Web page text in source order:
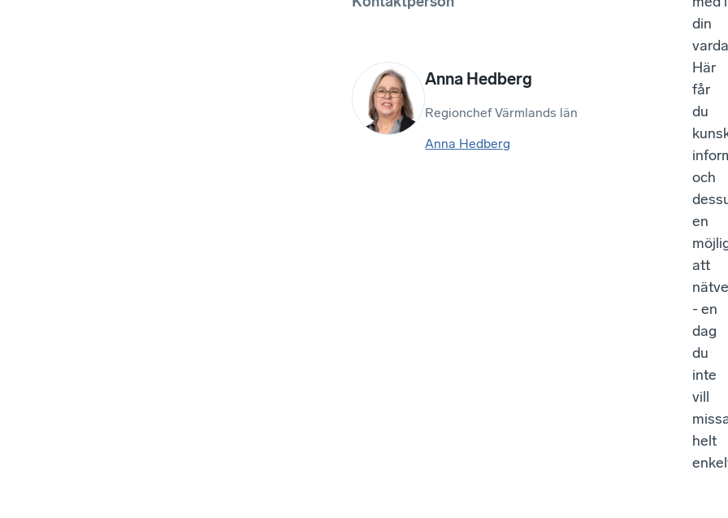
Anna Hedberg
Regionchef Värmlands län
Anna Hedberg
din
Här
får
du
och
en
att
- en
dag
du
inte
vill
helt